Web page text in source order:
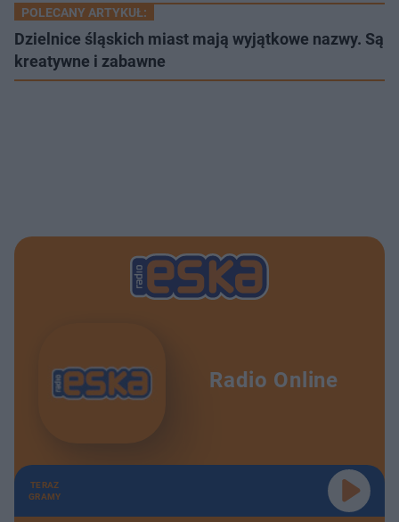
POLECANY ARTYKUŁ:
Dzielnice śląskich miast mają wyjątkowe nazwy. Są
kreatywne i zabawne
Radio Online
TERAZ
GRAMY